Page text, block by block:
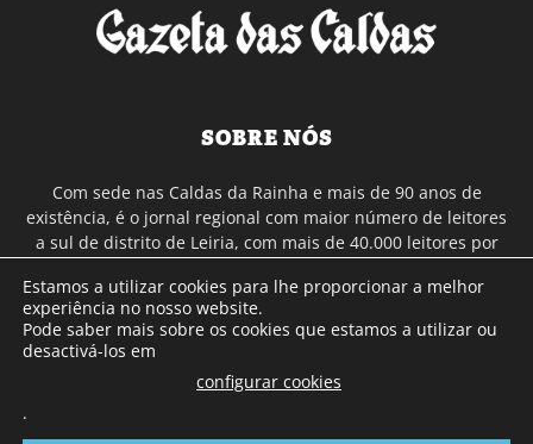
SOBRE NÓS
Com sede nas Caldas da Rainha e mais de 90 anos de
existência, é o jornal regional com maior número de leitores
a sul de distrito de Leiria, com mais de 40.000 leitores por
Continental e assinatura online.
SIGA-NOS
Estamos a utilizar cookies para lhe proporcionar a melhor
experiência no nosso website.
Pode saber mais sobre os cookies que estamos a utilizar ou
desactivá-los em
configurar cookies
.